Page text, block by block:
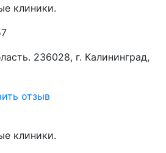
клиники.
236028, г. Калининград,
отзыв
клиники.